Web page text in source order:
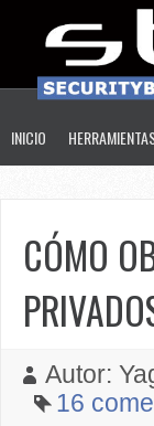
INICIO
CÓMO
Autor:
16